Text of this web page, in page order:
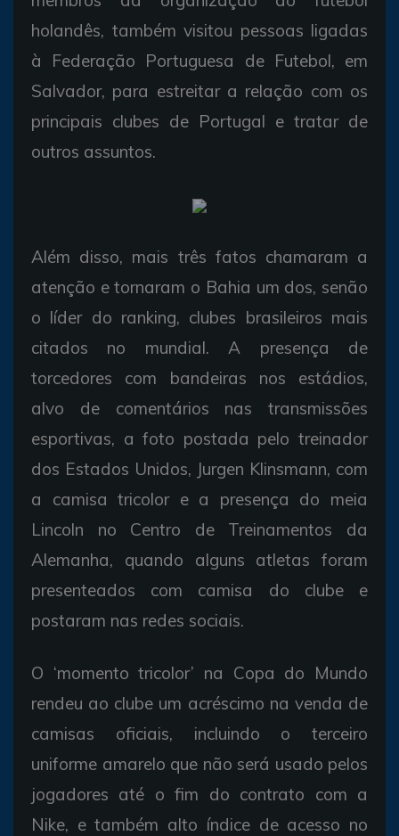
holandês, também visitou pessoas ligadas
à Federação Portuguesa de Futebol, em
Salvador, para estreitar a relação com os
principais clubes de Portugal e tratar de
outros assuntos.
Além disso, mais três fatos chamaram a
atenção e tornaram o Bahia um dos, senão
o líder do ranking, clubes brasileiros mais
citados no mundial. A presença de
torcedores com bandeiras nos estádios,
alvo de comentários nas transmissões
esportivas, a foto postada pelo treinador
dos Estados Unidos, Jurgen Klinsmann, com
a camisa tricolor e a presença do meia
Lincoln no Centro de Treinamentos da
Alemanha, quando alguns atletas foram
presenteados com camisa do clube e
postaram nas redes sociais.
O ‘momento tricolor’ na Copa do Mundo
rendeu ao clube um acréscimo na venda de
camisas oficiais, incluindo o terceiro
uniforme amarelo que não será usado pelos
jogadores até o fim do contrato com a
Nike, e também alto índice de acesso no